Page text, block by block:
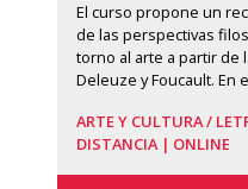
El curso propone un
de las perspectivas
torno al arte a partir de
Deleuze y Foucault. En
ARTE Y CULTURA /
DISTANCIA | ONLINE